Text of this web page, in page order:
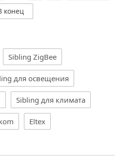
конец
Sibling ZigBee
для освещения
Sibling для климата
Eltex